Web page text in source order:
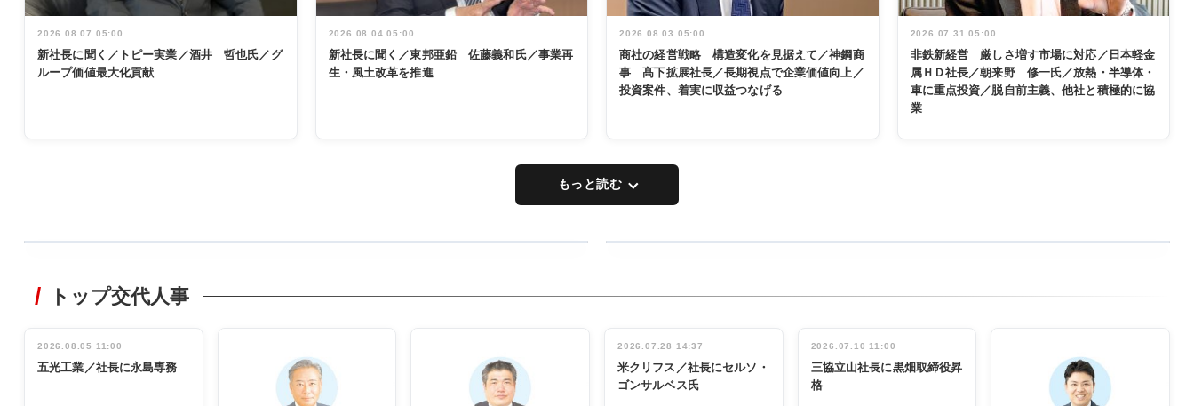
2026.08.07 05:00
新社長に聞く／トピー実業／酒井 哲也氏／グ
ループ価値最大化貢献
2026.08.04 05:00
新社長に聞く／東邦亜鉛 佐藤義和氏／事業再
生・風土改革を推進
2026.08.03 05:00
商社の経営戦略 構造変化を見据えて／神鋼商
事 髙下拡展社長／長期視点で企業価値向上／
投資案件、着実に収益つなげる
2026.07.31 05:00
非鉄新経営 厳しさ増す市場に対応／日本軽金
属ＨＤ社長／朝来野 修一氏／放熱・半導体・
車に重点投資／脱自前主義、他社と積極的に協
業
もっと読む
非鉄業界で
管理職編
インタビュ
ー／社内ア
INTERVIEW
念祝う 業界
関係者ら220
人出席
トップ交代人事
2026.08.05 11:00
五光工業／社長に永島専務
2026.07.28 14:37
米クリフス／社長にセルソ・
ゴンサルベス氏
2026.07.10 11:00
三協立山社長に黒畑取締役昇
格